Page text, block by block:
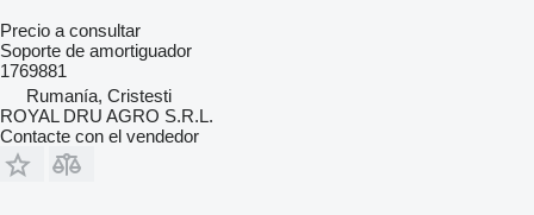
Precio a consultar
Soporte de amortiguador
1769881
Rumanía, Cristesti
ROYAL DRU AGRO S.R.L.
Contacte con el vendedor